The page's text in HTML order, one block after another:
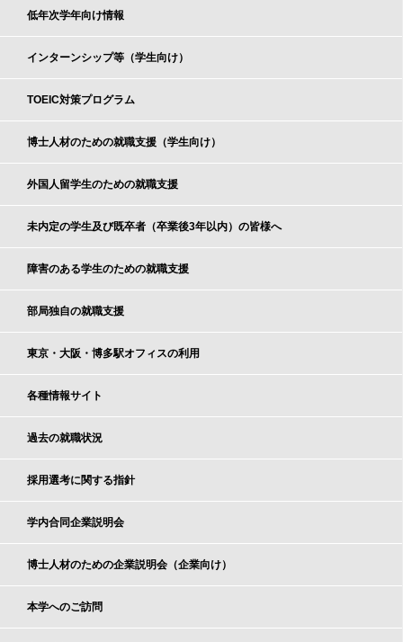
低年次学年向け情報
インターンシップ等（学生向け）
TOEIC対策プログラム
博士人材のための就職支援（学生向け）
外国人留学生のための就職支援
未内定の学生及び既卒者（卒業後3年以内）の皆様へ
障害のある学生のための就職支援
部局独自の就職支援
東京・大阪・博多駅オフィスの利用
各種情報サイト
過去の就職状況
採用選考に関する指針
学内合同企業説明会
博士人材のための企業説明会（企業向け）
本学へのご訪問